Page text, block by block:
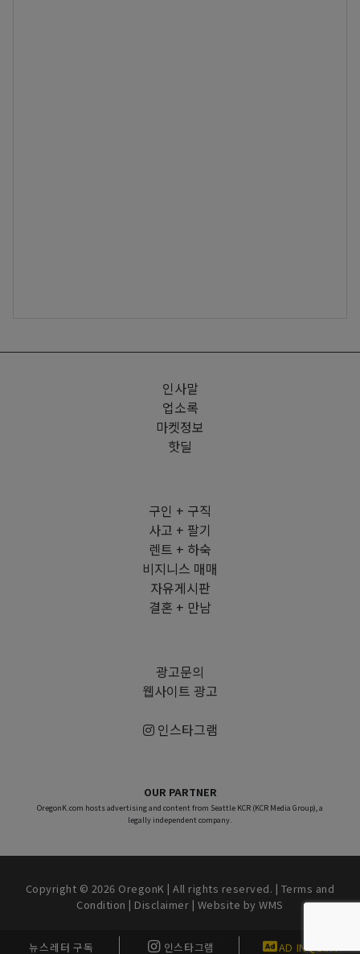
인사말
업소록
마켓정보
핫딜
구인 + 구직
사고 + 팔기
렌트 + 하숙
비지니스 매매
자유게시판
결혼 + 만남
광고문의
웹사이트 광고
인스타그램
OUR PARTNER
OregonK.com hosts advertising and content from Seattle KCR (KCR Media Group), a
legally independent company.
Copyright © 2026 OregonK | All rights reserved. | Terms and
Condition | Disclaimer | Website byWMS
뉴스레터 구독 인스타그램 AD INQUIRY